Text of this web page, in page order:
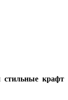
крафт